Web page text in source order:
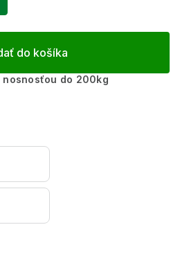
do košíka
nosnosťou do 200kg